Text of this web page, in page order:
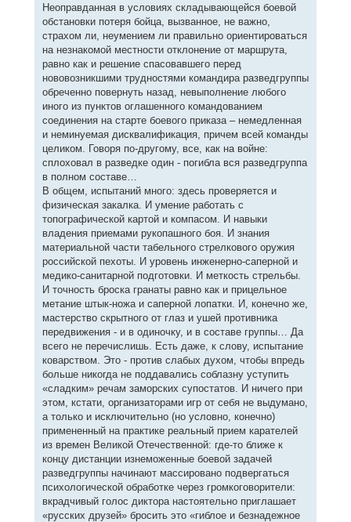
Неоправданная в условиях складывающейся боевой
обстановки потеря бойца, вызванное, не важно,
страхом ли, неумением ли правильно ориентироваться
на незнакомой местности отклонение от маршрута,
равно как и решение спасовавшего перед
нововозникшими трудностями командира разведгруппы
обреченно повернуть назад, невыполнение любого
иного из пунктов оглашенного командованием
соединения на старте боевого приказа – немедленная
и неминуемая дисквалификация, причем всей команды
целиком. Говоря по-другому, все, как на войне:
сплоховал в разведке один - погибла вся разведгруппа
в полном составе…
В общем, испытаний много: здесь проверяется и
физическая закалка. И умение работать с
топографической картой и компасом. И навыки
владения приемами рукопашного боя. И знания
материальной части табельного стрелкового оружия
российской пехоты. И уровень инженерно-саперной и
медико-санитарной подготовки. И меткость стрельбы.
И точность броска гранаты равно как и прицельное
метание штык-ножа и саперной лопатки. И, конечно же,
мастерство скрытного от глаз и ушей противника
передвижения - и в одиночку, и в составе группы… Да
всего не перечислишь. Есть даже, к слову, испытание
коварством. Это - против слабых духом, чтобы впредь
больше никогда не поддавались соблазну уступить
«сладким» речам заморских супостатов. И ничего при
этом, кстати, организаторами игр от себя не выдумано,
а только и исключительно (но условно, конечно)
примененный на практике реальный прием карателей
из времен Великой Отечественной: где-то ближе к
концу дистанции изнеможенные боевой задачей
разведгруппы начинают массировано подвергаться
психологической обработке через громкоговорители:
вкрадчивый голос диктора настоятельно приглашает
«русских друзей» бросить это «гиблое и безнадежное